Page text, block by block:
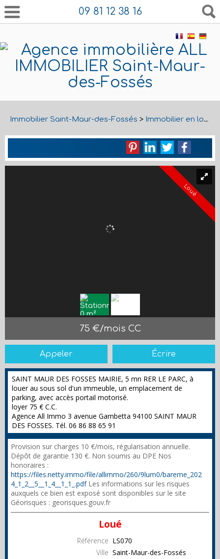
09 81 12 38 16
Immobilier Saint-Maur-des-Fossés > Immobilier en location Saint-Maur-des-Fossés
Loué
75 €/mois CC
Appeler Écrire
SAINT MAUR DES FOSSES MAIRIE, 5 mn RER LE PARC, à
louer au sous sol d'un immeuble, un emplacement de
parking, avec accès portail motorisé.
loyer 75 € C.C.
Agence All Immo 3 avenue Gambetta 94100 SAINT MAUR
DES FOSSES. Tél. 06 86 88 65 91
Provision sur charges 10 €/mois, régularisation annuelle.
Dépôt de garantie 130 €. Non soumis au DPE Nos
honoraires :
https://files.netty.immo/file/allimmo/260/9lum0/bareme_202
4_1_2__5__1_4__1_1_.pdfLes informations sur les risques
auxquels ce bien est exposé sont disponibles sur le site
Géorisques : georisques.gouv.fr
Loué
Référence LS070
Ville Saint-Maur-des-Fossés